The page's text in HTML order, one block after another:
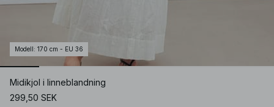
Modell : 170 cm - EU 36
Midikjol i linneblandning
299,50 SEK